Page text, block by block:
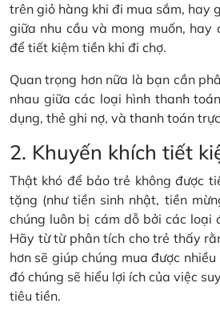
trên giỏ hàng khi đi mua sắm, hay
giữa nhu cầu và mong muốn, hay
để tiết kiệm tiền khi đi chợ.
Quan trọng hơn nữa là bạn cần
nhau giữa các loại hình thanh
dụng, thẻ ghi nợ, và thanh toán
2. Khuyến khích tiết
Thật khó để bảo trẻ không được
tặng (như tiền sinh nhật, tiền
chúng luôn bị cám dỗ bởi các loại
Hãy từ từ phân tích cho trẻ thấy
hơn sẽ giúp chúng mua được
đó chúng sẽ hiểu lợi ích của việc
tiêu tiền.